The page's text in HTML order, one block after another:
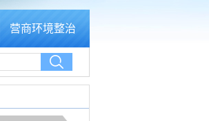
营商环境整治